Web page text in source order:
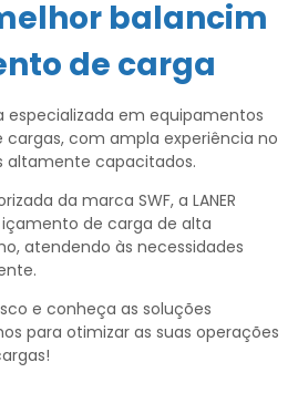
balancim
de carga
especializada em equipamentos
com ampla experiência no
altamente capacitados.
da marca SWF, a LANER
de carga de alta
atendendo às necessidades
e conheça as soluções
para otimizar as suas operações